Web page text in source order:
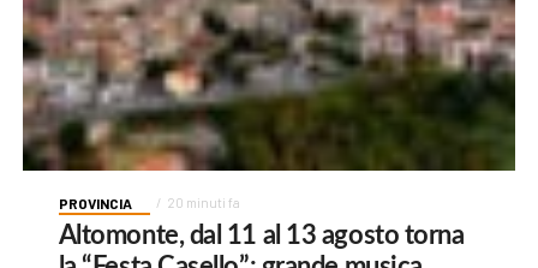
PROVINCIA 20 minuti fa
Altomonte, dal 11 al 13 agosto torna